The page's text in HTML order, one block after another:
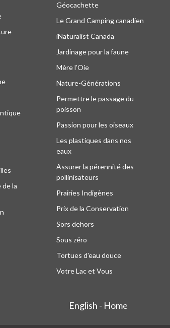
la
Géocachette
Le Grand Camping canadien
iNaturalist Canada
Jardinage pour la faune
Mère l’Oie
Nature-Générations
Permettre le passage du
poisson
Passion pour les oiseaux
Les plastiques dans nos
eaux
Assurer la pérennité des
pollinisateurs
Prairies Indigènes
Prix de la Conservation
Sors dehors
Sous zéro
Tortues d'eau douce
Votre Lac et Vous
English - Home